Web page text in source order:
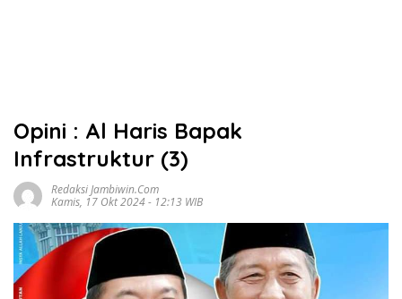
Opini : Al Haris Bapak
Infrastruktur (3)
Redaksi Jambiwin.com
Kamis, 17 Okt 2024 - 12:13 WIB